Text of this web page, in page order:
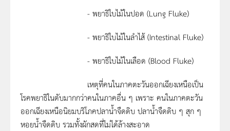
- พยาธิใบไม้ในปอด (Lung Fluke)
- พยาธิใบไม้ในลำไส้ (Intestinal Fluke)
- พยาธิใบไม้ในเลือด (Blood Fluke)
เหตุที่คนในภาคตะวันออกเฉียงเหนือเป็น
โรคพยาธิในตับมากกว่าคนในภาคอื่น ๆ เพราะ คนในภาคตะวัน
ออกเฉียงเหนือนิยมบริโภคปลาน้ำจืดดิบ ปลาน้ำจืดดิบ ๆ สุก ๆ
หอยน้ำจืดดิบ รวมทั้งผักสดที่ไม่ได้ล้างสะอาด